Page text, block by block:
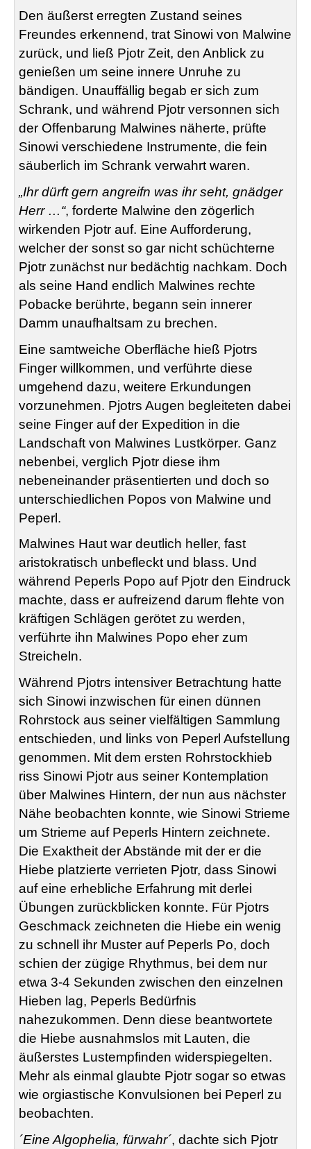
Den äußerst erregten Zustand seines
Freundes erkennend, trat Sinowi von Malwine
zurück, und ließ Pjotr Zeit, den Anblick zu
genießen um seine innere Unruhe zu
bändigen. Unauffällig begab er sich zum
Schrank, und während Pjotr versonnen sich
der Offenbarung Malwines näherte, prüfte
Sinowi verschiedene Instrumente, die fein
säuberlich im Schrank verwahrt waren.
„Ihr dürft gern angreifn was ihr seht, gnädger
Herr …“, forderte Malwine den zögerlich
wirkenden Pjotr auf. Eine Aufforderung,
welcher der sonst so gar nicht schüchterne
Pjotr zunächst nur bedächtig nachkam. Doch
als seine Hand endlich Malwines rechte
Pobacke berührte, begann sein innerer
Damm unaufhaltsam zu brechen.
Eine samtweiche Oberfläche hieß Pjotrs
Finger willkommen, und verführte diese
umgehend dazu, weitere Erkundungen
vorzunehmen. Pjotrs Augen begleiteten dabei
seine Finger auf der Expedition in die
Landschaft von Malwines Lustkörper. Ganz
nebenbei, verglich Pjotr diese ihm
nebeneinander präsentierten und doch so
unterschiedlichen Popos von Malwine und
Peperl.
Malwines Haut war deutlich heller, fast
aristokratisch unbefleckt und blass. Und
während Peperls Popo auf Pjotr den Eindruck
machte, dass er aufreizend darum flehte von
kräftigen Schlägen gerötet zu werden,
verführte ihn Malwines Popo eher zum
Streicheln.
Während Pjotrs intensiver Betrachtung hatte
sich Sinowi inzwischen für einen dünnen
Rohrstock aus seiner vielfältigen Sammlung
entschieden, und links von Peperl Aufstellung
genommen. Mit dem ersten Rohrstockhieb
riss Sinowi Pjotr aus seiner Kontemplation
über Malwines Hintern, der nun aus nächster
Nähe beobachten konnte, wie Sinowi Strieme
um Strieme auf Peperls Hintern zeichnete.
Die Exaktheit der Abstände mit der er die
Hiebe platzierte verrieten Pjotr, dass Sinowi
auf eine erhebliche Erfahrung mit derlei
Übungen zurückblicken konnte. Für Pjotrs
Geschmack zeichneten die Hiebe ein wenig
zu schnell ihr Muster auf Peperls Po, doch
schien der zügige Rhythmus, bei dem nur
etwa 3-4 Sekunden zwischen den einzelnen
Hieben lag, Peperls Bedürfnis
nahezukommen. Denn diese beantwortete
die Hiebe ausnahmslos mit Lauten, die
äußerstes Lustempfinden widerspiegelten.
Mehr als einmal glaubte Pjotr sogar so etwas
wie orgiastische Konvulsionen bei Peperl zu
beobachten.
´Eine Algophelia, fürwahr´, dachte sich Pjotr